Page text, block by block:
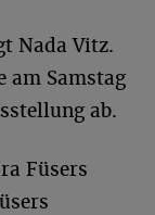
Nada Vitz.
am Samstag
ab.
Füsers